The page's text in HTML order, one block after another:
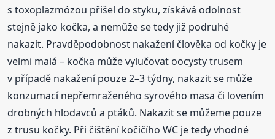
s toxoplazmózou přišel do styku, získává odolnost
stejně jako kočka, a nemůže se tedy již podruhé
nakazit. Pravděpodobnost nakažení člověka od kočky je
velmi malá – kočka může vylučovat oocysty trusem
v případě nakažení pouze 2–3 týdny, nakazit se může
konzumací nepřemraženého syrového masa či lovením
drobných hlodavců a ptáků. Nakazit se můžeme pouze
z trusu kočky. Při čištění kočičího WC je tedy vhodné